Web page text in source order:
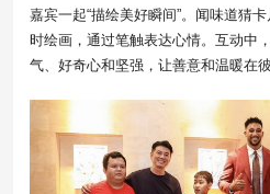
嘉宾一起“描绘美好瞬间”。闻味道猜
时绘画，通过笔触表达心情。互动中
气、好奇心和坚强，让善意和温暖在